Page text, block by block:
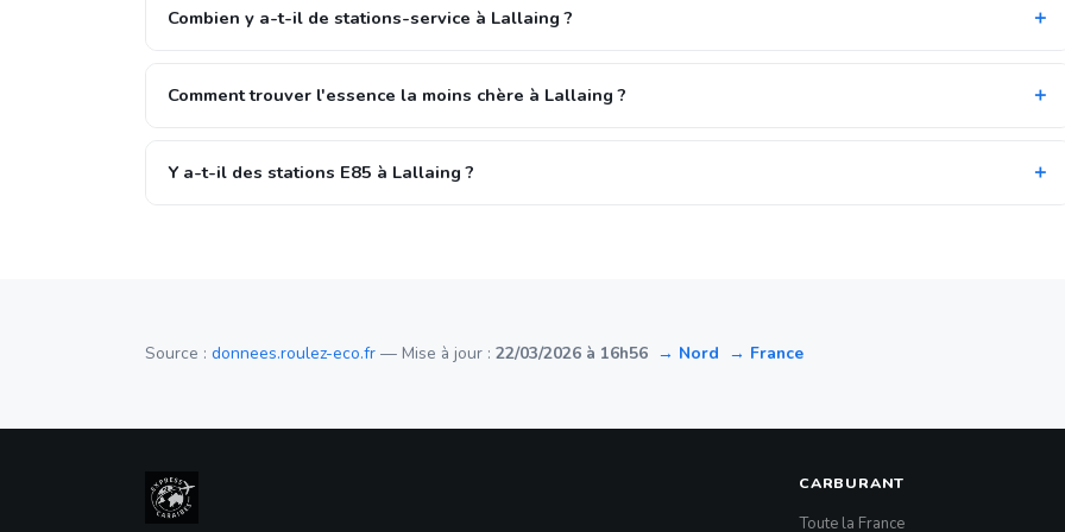
Combien y a-t-il de stations-service à Lallaing ?
Comment trouver l'essence la moins chère à Lallaing ?
Y a-t-il des stations E85 à Lallaing ?
Source : donnees.roulez-eco.fr — Mise à jour : 22/03/2026 à 16h56 → Nord → France
CARBURANT
Toute la France